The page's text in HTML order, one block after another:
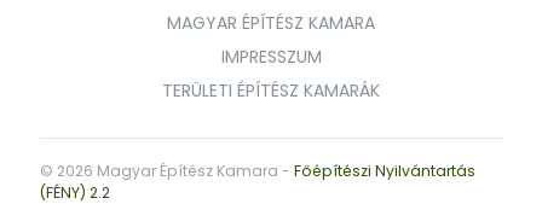
MAGYAR ÉPÍTÉSZ KAMARA
IMPRESSZUM
TERÜLETI ÉPÍTÉSZ KAMARÁK
© 2026 Magyar Építész Kamara - Főépítészi Nyilvántartás
(FÉNY) 2.2